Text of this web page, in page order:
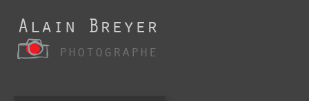
Alain Breyer
photographe